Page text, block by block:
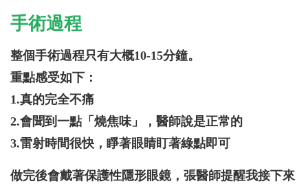
手術過程
整個手術過程只有大概10-15分鐘。
重點感受如下：
1.真的完全不痛
2.會聞到一點「燒焦味」，醫師說是正常的
3.雷射時間很快，睜著眼睛盯著綠點即可
做完後會戴著保護性隱形眼鏡，張醫師提醒我接下來